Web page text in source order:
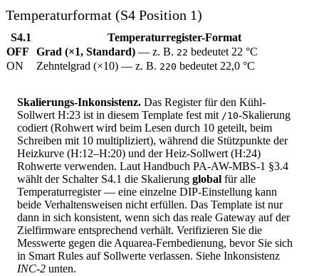
Temperaturformat (S4 Position 1)
S4.1
Temperaturregister-Format
OFF
Grad (×1, Standard) — z. B. 22 bedeutet 22 °C
ON
Zehntelgrad (×10) — z. B. 220 bedeutet 22,0 °C
Skalierungs-Inkonsistenz. Das Register für den Kühl-
Sollwert H:23 ist in diesem Template fest mit /10-Skalierung
codiert (Rohwert wird beim Lesen durch 10 geteilt, beim
Schreiben mit 10 multipliziert), während die Stützpunkte der
Heizkurve (H:12–H:20) und der Heiz-Sollwert (H:24)
Rohwerte verwenden. Laut Handbuch PA-AW-MBS-1 §3.4
wählt der Schalter S4.1 die Skalierung global für alle
Temperaturregister — eine einzelne DIP-Einstellung kann
beide Verhaltensweisen nicht erfüllen. Das Template ist nur
dann in sich konsistent, wenn sich das reale Gateway auf der
Zielfirmware entsprechend verhält. Verifizieren Sie die
Messwerte gegen die Aquarea-Fernbedienung, bevor Sie sich
in Smart Rules auf Sollwerte verlassen. Siehe Inkonsistenz
INC-2 unten.